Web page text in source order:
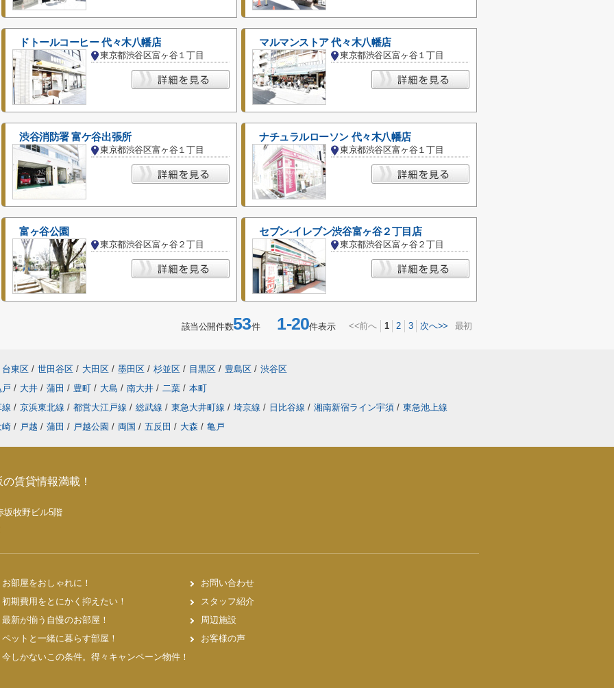
ドトールコーヒー 代々木八幡店
東京都渋谷区富ヶ谷１丁目
マルマンストア 代々木八幡店
東京都渋谷区富ヶ谷１丁目
渋谷消防署 富ケ谷出張所
東京都渋谷区富ヶ谷１丁目
ナチュラルローソン 代々木八幡店
東京都渋谷区富ヶ谷１丁目
富ヶ谷公園
東京都渋谷区富ヶ谷２丁目
セブン-イレブン渋谷富ヶ谷２丁目店
東京都渋谷区富ヶ谷２丁目
該当公開件数53件1-20件表示 <<前へ 1 2 3 次へ>> 最初
台東区 / 世田谷区 / 大田区 / 墨田区 / 杉並区 / 目黒区 / 豊島区 / 渋谷区
戸 / 大井 / 蒲田 / 豊町 / 大島 / 南大井 / 二葉 / 本町
/ 京浜東北線 / 都営大江戸線 / 総武線 / 東急大井町線 / 埼京線 / 日比谷線 / 湘南新宿ライン宇須 / 東急池上線
崎 / 戸越 / 蒲田 / 戸越公園 / 両国 / 五反田 / 大森 / 亀戸
賃貸情報満載！
坂牧野ビル5階
お部屋をおしゃれに！
初期費用をとにかく抑えたい！
最新が揃う自慢のお部屋！
ペットと一緒に暮らす部屋！
今しかないこの条件。得々キャンペーン物件！
お問い合わせ
スタッフ紹介
周辺施設
お客様の声